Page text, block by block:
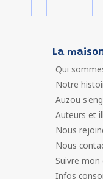
La
Qui
Notre
Auzou
Auteurs et
Nous
Nous
Suivre mon
Infos